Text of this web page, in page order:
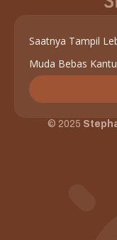
Saatnya Tampil
Muda Bebas
© 2025